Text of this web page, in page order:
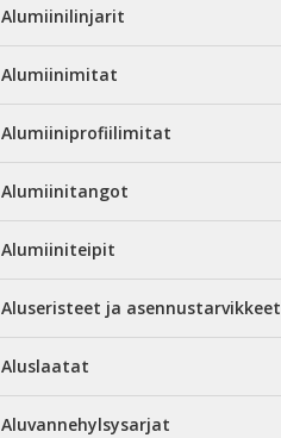
Alumiinilinjarit
Alumiinimitat
Alumiiniprofiilimitat
Alumiinitangot
Alumiiniteipit
Aluseristeet ja asennustarvikkeet
Aluslaatat
Aluvannehylsysarjat